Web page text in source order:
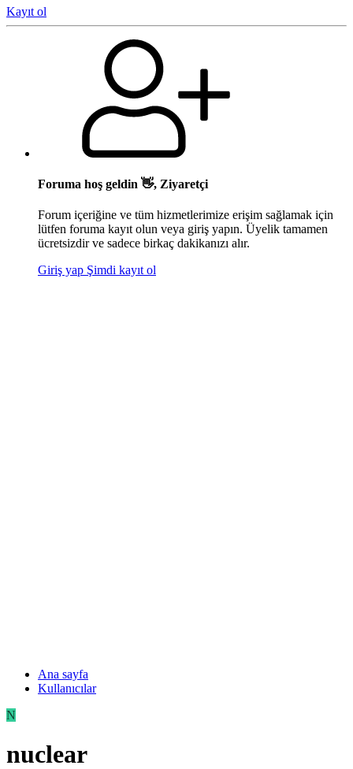
Kayıt ol
Foruma hoş geldin 👋, Ziyaretçi
Forum içeriğine ve tüm hizmetlerimize erişim sağlamak için
lütfen foruma kayıt olun veya giriş yapın. Üyelik tamamen
ücretsizdir ve sadece birkaç dakikanızı alır.
Giriş yap Şimdi kayıt ol
Ana sayfa
Kullanıcılar
N
nuclear